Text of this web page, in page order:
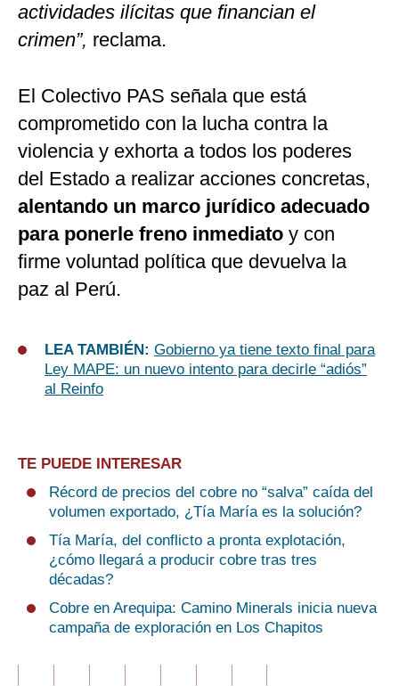
actividades ilícitas que financian el
crimen”, reclama.
El Colectivo PAS señala que está
comprometido con la lucha contra la
violencia y exhorta a todos los poderes
del Estado a realizar acciones concretas,
alentando un marco jurídico adecuado
para ponerle freno inmediato y con
firme voluntad política que devuelva la
paz al Perú.
LEA TAMBIÉN: Gobierno ya tiene texto final para
Ley MAPE: un nuevo intento para decirle “adiós”
al Reinfo
TE PUEDE INTERESAR
Récord de precios del cobre no “salva” caída del
volumen exportado, ¿Tía María es la solución?
Tía María, del conflicto a pronta explotación,
¿cómo llegará a producir cobre tras tres
décadas?
Cobre en Arequipa: Camino Minerals inicia nueva
campaña de exploración en Los Chapitos